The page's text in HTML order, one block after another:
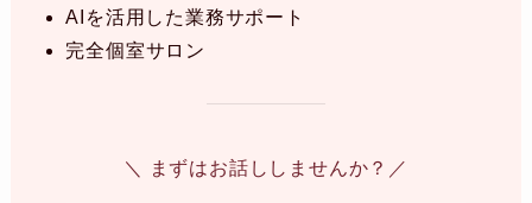
AIを活用した業務サポート
完全個室サロン
＼ まずはお話ししませんか？／